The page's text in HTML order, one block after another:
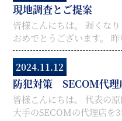
現地調査とご提案
皆様こんにちは。 遅くなりましたが、新年あけまして
おめでとうございます。 昨年も大変お世話になりまし
た。 本年もよろしくお願い申し上げます。 最近はお
陰様で、既存のお客様、不
ン/アパートオーナー様、
ら、多数の現地調査や御見
ります。 約2年前から導入をしてはいるが、なかなか
使いこなせていなかった、
2024.11.12
防犯対策 SECOM代理
皆様こんにちは。 代表の原田です。 弊社は、警備会社
大手のSECOMの代理店を